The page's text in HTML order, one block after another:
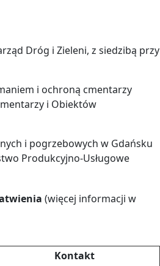
Dróg i Zieleni, z siedzibą przy
i ochroną cmentarzy
i Obiektów
i pogrzebowych w Gdańsku
Produkcyjno-Usługowe
(więcej informacji w
Kontakt